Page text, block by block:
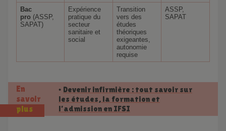
Bac
pro(ASSP,
SAPAT)
Expérience
pratique du
secteur
sanitaire et
social
Transition
vers des
études
théoriques
exigeantes,
autonomie
requise
ASSP,
SAPAT
En
savoir
plus
• Devenir infirmière : tout savoir sur
les études, la formation et
l’admission en IFSI